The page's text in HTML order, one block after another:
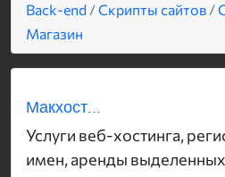
Back-end /Скрипты сайтов /
Магазин
Макхост...
Услуги веб-хостинга,
имен, аренды